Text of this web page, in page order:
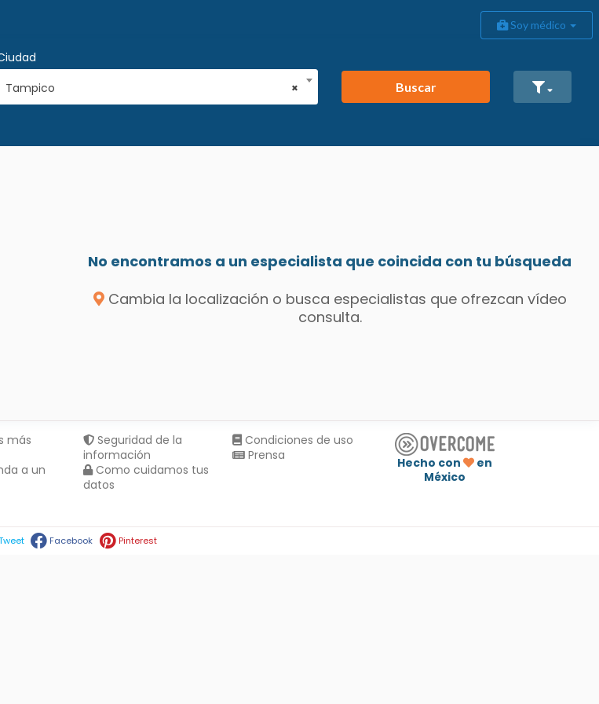
Soy médico
×
Tampico Buscar
No encontramos a un especialista que coincida con tu búsqueda
Cambia la localización o busca especialistas que ofrezcan vídeo
consulta.
más
a un
Seguridad de la
información
Como cuidamos tus
datos
Condiciones de uso
Prensa
Hecho con
en
México
Facebook Pinterest